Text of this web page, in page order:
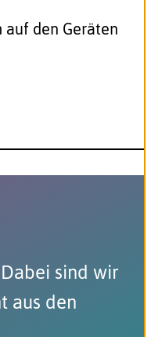
auf den Geräten
sind wir
aus den